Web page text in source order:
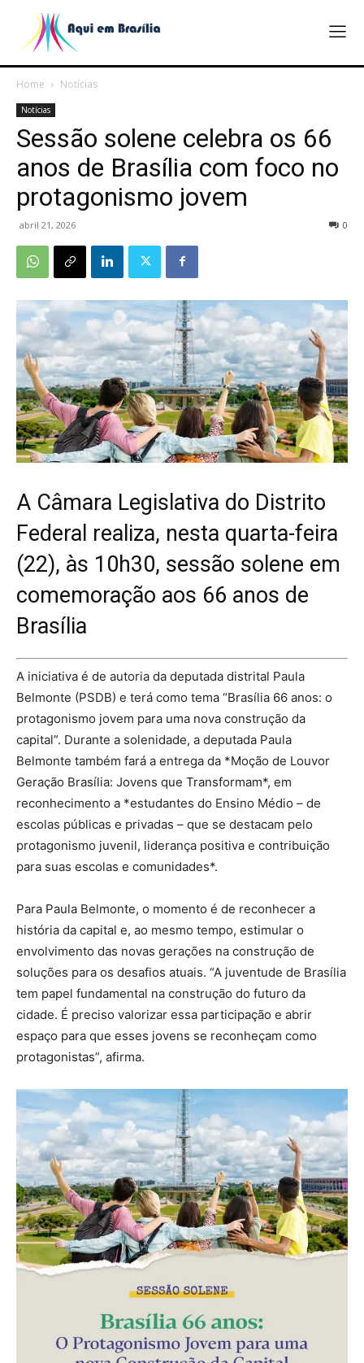
Home Notícias
Notícias
Sessão solene celebra os 66
anos de Brasília com foco no
protagonismo jovem
abril 21, 2026 0
A Câmara Legislativa do Distrito
Federal realiza, nesta quarta-feira
(22), às 10h30, sessão solene em
comemoração aos 66 anos de
Brasília
A iniciativa é de autoria da deputada distrital Paula
Belmonte (PSDB) e terá como tema “Brasília 66 anos: o
protagonismo jovem para uma nova construção da
capital”. Durante a solenidade, a deputada Paula
Belmonte também fará a entrega da *Moção de Louvor
Geração Brasília: Jovens que Transformam*, em
reconhecimento a *estudantes do Ensino Médio – de
escolas públicas e privadas – que se destacam pelo
protagonismo juvenil, liderança positiva e contribuição
para suas escolas e comunidades*.
Para Paula Belmonte, o momento é de reconhecer a
história da capital e, ao mesmo tempo, estimular o
envolvimento das novas gerações na construção de
soluções para os desafios atuais. “A juventude de Brasília
tem papel fundamental na construção do futuro da
cidade. É preciso valorizar essa participação e abrir
espaço para que esses jovens se reconheçam como
protagonistas”, afirma.